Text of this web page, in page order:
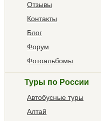
Отзывы
Контакты
Блог
Форум
Фотоальбомы
Туры по России
Автобусные туры
Алтай